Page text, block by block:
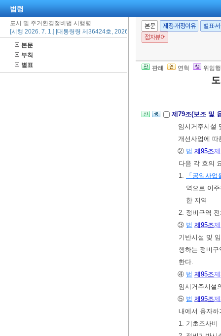
법령
도시 및 주거환경정비법 시행령
[시행 2026. 7. 1.] [대통령령 제36424호, 2026. 6. 23., 타법개정]
본문
부칙
별표
본문 제정·개정이유
별표·
점자뷰어
판례 연혁 위임
제78조(정비기
에는 그 부담
② 시장ㆍ군수
는 때에는 정
제79조(보조 및
임시거주시설
개선사업에 따
② 법 제95조
다음 각 호의
1.
「공익사
역으로 이
한 지역
2. 정비구역
③ 법 제95조
기반시설 및
행하는 정비구
한다.
④ 법 제95조
임시거주시설
⑤ 법 제95조
내에서 융자
1. 기초조사비